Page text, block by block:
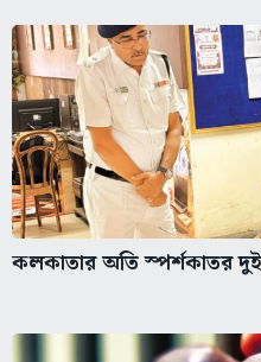
কলকাতার অতি স্পর্শকাতর দুই